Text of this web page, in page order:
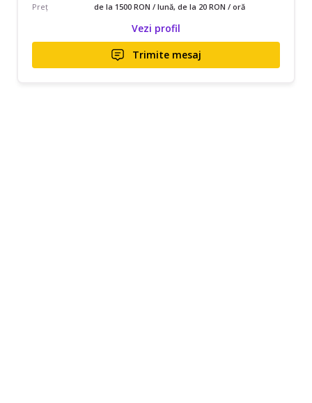
Preț
de la 1500 RON / lună, de la 20 RON / oră
Vezi profil
Trimite mesaj